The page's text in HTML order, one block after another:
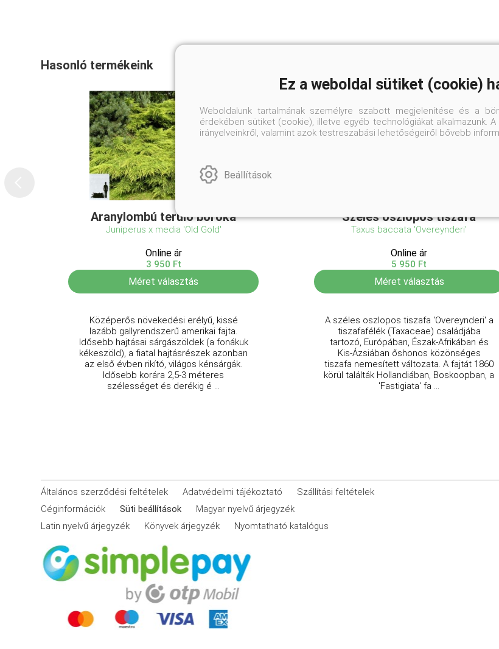
Hasonló termékeink
Aranylombú terülő boróka
Juniperus x media 'Old Gold'
Online ár
3 950 Ft
Méret választás
Középerős növekedési erélyű, kissé
lazább gallyrendszerű amerikai fajta.
Idősebb hajtásai sárgászöldek (a fonákuk
kékeszöld), a fiatal hajtásrészek azonban
az első évben rikító, világos kénsárgák.
Idősebb korára 2,5-3 méteres
szélességet és derékig é ...
Széles oszlopos tiszafa
Taxus baccata 'Overeynderi'
Online ár
5 950 Ft
Méret választás
A széles oszlopos tiszafa 'Overeynderi' a
tiszafafélék (Taxaceae) családjába
tartozó, Európában, Észak-Afrikában és
Kis-Ázsiában őshonos közönséges
tiszafa nemesített változata. A fajtát 1860
körül találták Hollandiában, Boskoopban, a
'Fastigiata' fa ...
Általános szerződési feltételek Adatvédelmi tájékoztató
Szállítási feltételek
Céginformációk
Süti beállítások
Magyar nyelvű árjegyzék
Latin nyelvű árjegyzék
Könyvek árjegyzék Nyomtatható katalógus
Ez a weboldal sütiket (cookie)
Weboldalunk tartalmának személyre szabott megjelenítése és a
érdekében sütiket (cookie), illetve egyéb technológiákat alkalmazunk.
irányelveinkről, valamint azok testreszabási lehetőségeiről bővebb
Beállítások